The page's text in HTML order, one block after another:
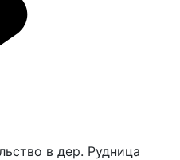
в дер. Рудница